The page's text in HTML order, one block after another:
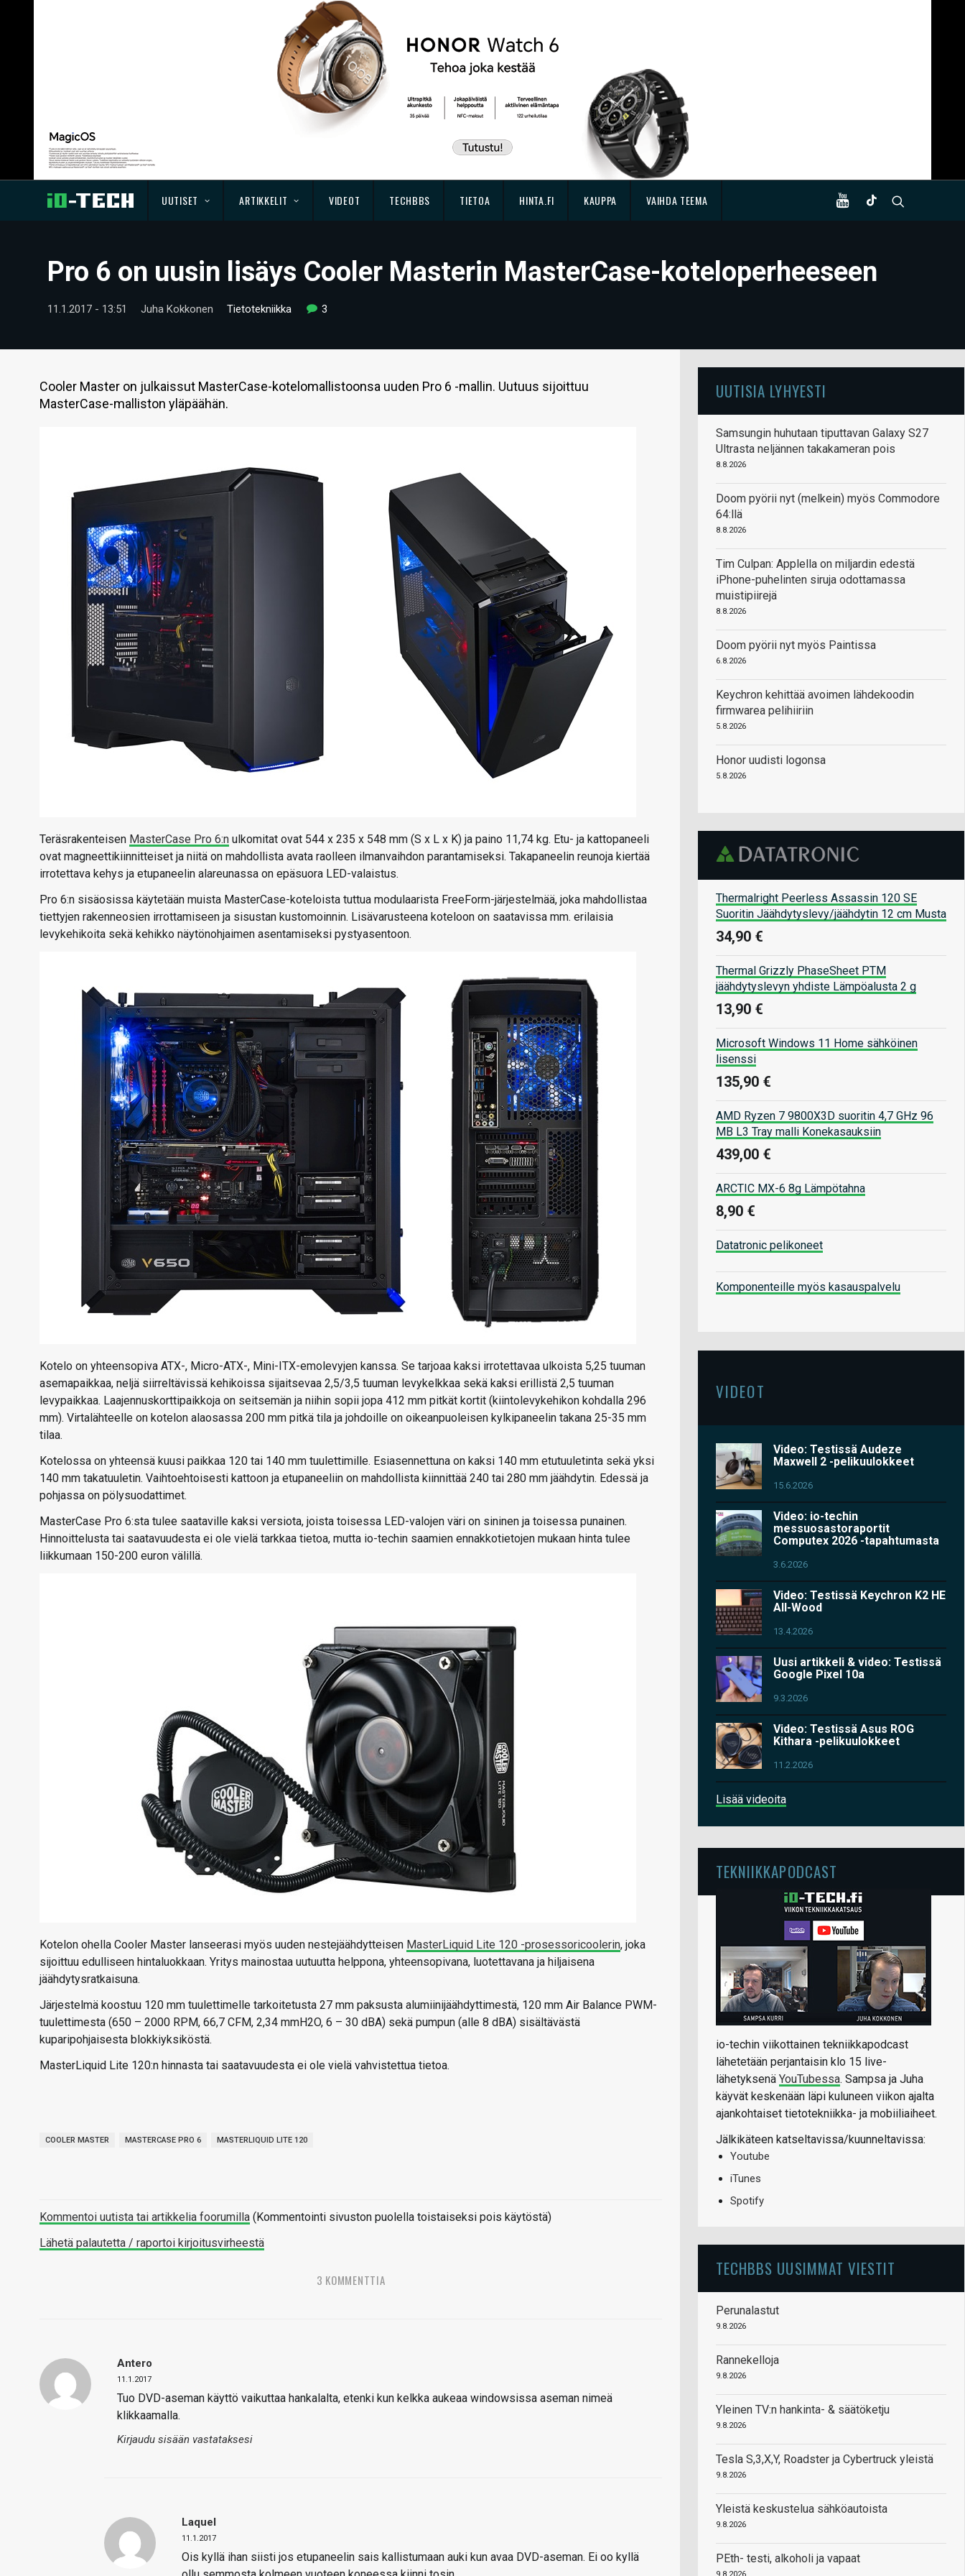
UUTISET ARTIKKELIT VIDEOT TECHBBS TIETOA HINTA.FI KAUPPA VAIHDA TEEMA
Pro 6 on uusin lisäys Cooler Masterin MasterCase-koteloperheeseen
11.1.2017 - 13:51 Juha Kokkonen Tietotekniikka 3
Cooler Master on julkaissut MasterCase-kotelomallistoonsa uuden Pro 6 -mallin. Uutuus sijoittuu
MasterCase-malliston yläpäähän.
Teräsrakenteisen MasterCase Pro 6:n ulkomitat ovat 544 x 235 x 548 mm (S x L x K) ja paino 11,74 kg. Etu- ja kattopaneeli
ovat magneettikiinnitteiset ja niitä on mahdollista avata raolleen ilmanvaihdon parantamiseksi. Takapaneelin reunoja kiertää
irrotettava kehys ja etupaneelin alareunassa on epäsuora LED-valaistus.
Pro 6:n sisäosissa käytetään muista MasterCase-koteloista tuttua modulaarista FreeForm-järjestelmää, joka mahdollistaa
tiettyjen rakenneosien irrottamiseen ja sisustan kustomoinnin. Lisävarusteena koteloon on saatavissa mm. erilaisia
levykehikoita sekä kehikko näytönohjaimen asentamiseksi pystyasentoon.
Kotelo on yhteensopiva ATX-, Micro-ATX-, Mini-ITX-emolevyjen kanssa. Se tarjoaa kaksi irrotettavaa ulkoista 5,25 tuuman
asemapaikkaa, neljä siirreltävissä kehikoissa sijaitsevaa 2,5/3,5 tuuman levykelkkaa sekä kaksi erillistä 2,5 tuuman
levypaikkaa. Laajennuskorttipaikkoja on seitsemän ja niihin sopii jopa 412 mm pitkät kortit (kiintolevykehikon kohdalla 296
mm). Virtalähteelle on kotelon alaosassa 200 mm pitkä tila ja johdoille on oikeanpuoleisen kylkipaneelin takana 25-35 mm
tilaa.
Kotelossa on yhteensä kuusi paikkaa 120 tai 140 mm tuulettimille. Esiasennettuna on kaksi 140 mm etutuuletinta sekä yksi
140 mm takatuuletin. Vaihtoehtoisesti kattoon ja etupaneeliin on mahdollista kiinnittää 240 tai 280 mm jäähdytin. Edessä ja
pohjassa on pölysuodattimet.
MasterCase Pro 6:sta tulee saataville kaksi versiota, joista toisessa LED-valojen väri on sininen ja toisessa punainen.
Hinnoittelusta tai saatavuudesta ei ole vielä tarkkaa tietoa, mutta io-techin saamien ennakkotietojen mukaan hinta tulee
liikkumaan 150-200 euron välillä.
Kotelon ohella Cooler Master lanseerasi myös uuden nestejäähdytteisen MasterLiquid Lite 120 -prosessoricoolerin, joka
sijoittuu edulliseen hintaluokkaan. Yritys mainostaa uutuutta helppona, yhteensopivana, luotettavana ja hiljaisena
jäähdytysratkaisuna.
Järjestelmä koostuu 120 mm tuulettimelle tarkoitetusta 27 mm paksusta alumiinijäähdyttimestä, 120 mm Air Balance PWM-
tuulettimesta (650 – 2000 RPM, 66,7 CFM, 2,34 mmH2O, 6 – 30 dBA) sekä pumpun (alle 8 dBA) sisältävästä
kuparipohjaisesta blokkiyksiköstä.
MasterLiquid Lite 120:n hinnasta tai saatavuudesta ei ole vielä vahvistettua tietoa.
COOLER MASTER MASTERCASE PRO 6 MASTERLIQUID LITE 120
Kommentoi uutista tai artikkelia foorumilla (Kommentointi sivuston puolella toistaiseksi pois käytöstä)
Lähetä palautetta / raportoi kirjoitusvirheestä
3 KOMMENTTIA
Antero
11.1.2017
Tuo DVD-aseman käyttö vaikuttaa hankalalta, etenki kun kelkka aukeaa windowsissa aseman nimeä
klikkaamalla.
Kirjaudu sisään vastataksesi
Laquel
11.1.2017
Ois kyllä ihan siisti jos etupaneelin sais kallistumaan auki kun avaa DVD-aseman. Ei oo kyllä
UUTISIA LYHYESTI
Samsungin huhutaan tiputtavan Galaxy S27
Ultrasta neljännen takakameran pois
8.8.2026
Doom pyörii nyt (melkein) myös Commodore
64:llä
8.8.2026
Tim Culpan: Applella on miljardin edestä
iPhone-puhelinten siruja odottamassa
muistipiirejä
8.8.2026
Doom pyörii nyt myös Paintissa
6.8.2026
Keychron kehittää avoimen lähdekoodin
firmwarea pelihiiriin
5.8.2026
Honor uudisti logonsa
5.8.2026
Thermalright Peerless Assassin 120 SE
Suoritin Jäähdytyslevy/jäähdytin 12 cm Musta
34,90 €
Thermal Grizzly PhaseSheet PTM
jäähdytyslevyn yhdiste Lämpöalusta 2 g
13,90 €
Microsoft Windows 11 Home sähköinen
lisenssi
135,90 €
AMD Ryzen 7 9800X3D suoritin 4,7 GHz 96
MB L3 Tray malli Konekasauksiin
439,00 €
ARCTIC MX-6 8g Lämpötahna
8,90 €
Datatronic pelikoneet
Komponenteille myös kasauspalvelu
VIDEOT
Video: Testissä Audeze
Maxwell 2 -pelikuulokkeet
15.6.2026
Video: io-techin
messuosastoraportit
Computex 2026 -tapahtumasta
3.6.2026
Video: Testissä Keychron K2 HE
All-Wood
13.4.2026
Uusi artikkeli & video: Testissä
Google Pixel 10a
9.3.2026
Video: Testissä Asus ROG
Kithara -pelikuulokkeet
11.2.2026
Lisää videoita
TEKNIIKKAPODCAST
io-techin viikottainen tekniikkapodcast
lähetetään perjantaisin klo 15 live-
lähetyksenä YouTubessa. Sampsa ja Juha
käyvät keskenään läpi kuluneen viikon ajalta
ajankohtaiset tietotekniikka- ja mobiiliaiheet.
Jälkikäteen katseltavissa/kuunneltavissa:
Youtube
iTunes
Spotify
TECHBBS UUSIMMAT VIESTIT
Perunalastut
9.8.2026
Rannekelloja
9.8.2026
Yleinen TV:n hankinta- & säätöketju
9.8.2026
Tesla S,3,X,Y, Roadster ja Cybertruck yleistä
9.8.2026
Yleistä keskustelua sähköautoista
9.8.2026
PEth- testi, alkoholi ja vapaat
9.8.2026